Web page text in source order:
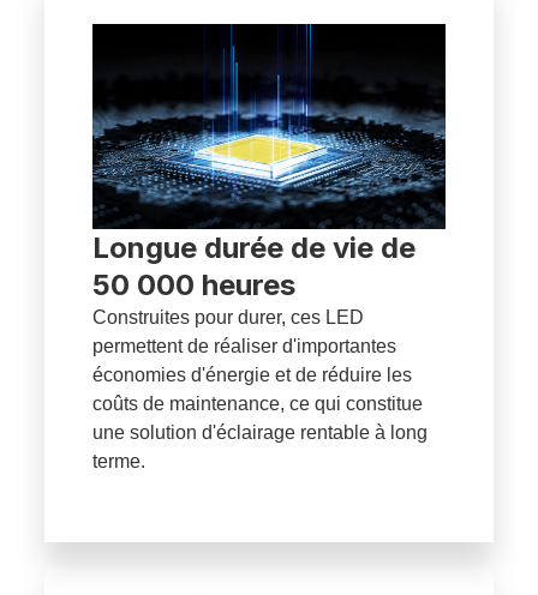
Longue durée de vie de
50 000 heures
Construites pour durer, ces LED
permettent de réaliser d'importantes
économies d'énergie et de réduire les
coûts de maintenance, ce qui constitue
une solution d'éclairage rentable à long
terme.